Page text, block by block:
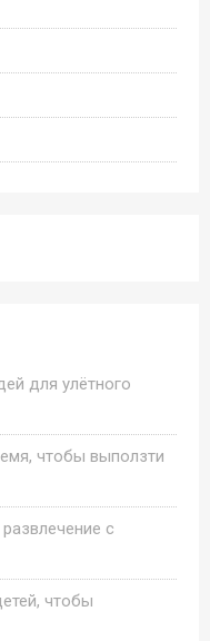
для улётного
чтобы выползти
с
чтобы